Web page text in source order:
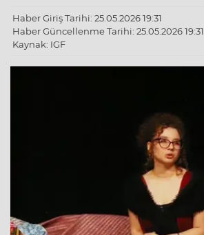
Haber Giriş Tarihi: 25.05.2026 19:31
Haber Güncellenme Tarihi: 25.05.2026 19:31
Kaynak: IGF